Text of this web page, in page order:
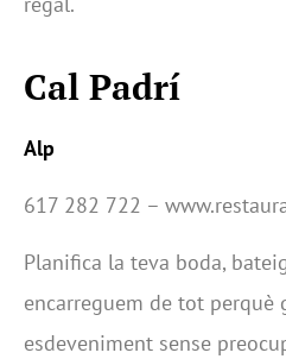
Cal Padrí
Alp
617 282 722 –
Planifica la teva boda,
encarreguem de tot perquè
esdeveniment sense